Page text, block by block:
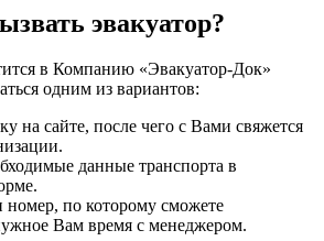
эвакуатор?
в Компанию «Эвакуатор-Док»
одним из вариантов:
на сайте, после чего с Вами свяжется
данные транспорта в
номер, по которому сможете
Вам время с менеджером.